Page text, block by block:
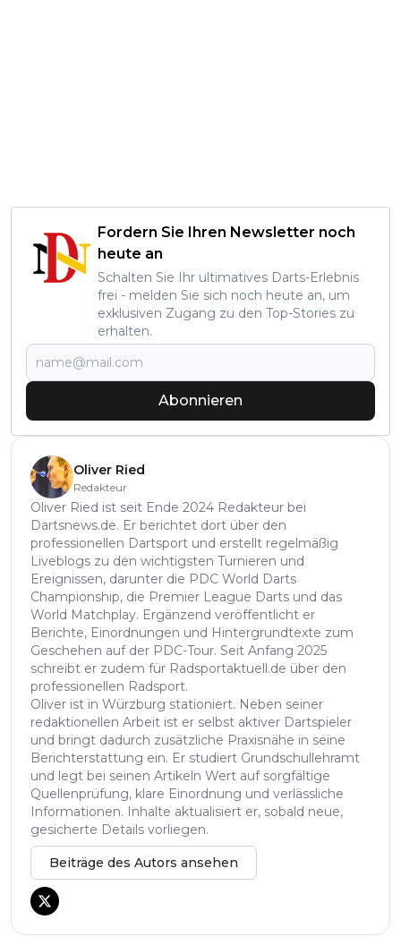
Fordern Sie Ihren Newsletter noch
heute an
Schalten Sie Ihr ultimatives Darts-Erlebnis
frei - melden Sie sich noch heute an, um
exklusiven Zugang zu den Top-Stories zu
erhalten.
Abonnieren
Oliver Ried
Redakteur
Oliver Ried ist seit Ende 2024 Redakteur bei
Dartsnews.de. Er berichtet dort über den
professionellen Dartsport und erstellt regelmäßig
Liveblogs zu den wichtigsten Turnieren und
Ereignissen, darunter die PDC World Darts
Championship, die Premier League Darts und das
World Matchplay. Ergänzend veröffentlicht er
Berichte, Einordnungen und Hintergrundtexte zum
Geschehen auf der PDC-Tour. Seit Anfang 2025
schreibt er zudem für Radsportaktuell.de über den
professionellen Radsport.
Oliver ist in Würzburg stationiert. Neben seiner
redaktionellen Arbeit ist er selbst aktiver Dartspieler
und bringt dadurch zusätzliche Praxisnähe in seine
Berichterstattung ein. Er studiert Grundschullehramt
und legt bei seinen Artikeln Wert auf sorgfältige
Quellenprüfung, klare Einordnung und verlässliche
Informationen. Inhalte aktualisiert er, sobald neue,
gesicherte Details vorliegen.
Beiträge des Autors ansehen